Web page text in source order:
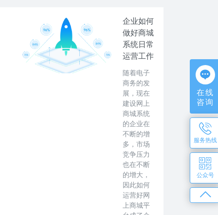
企业如何
做好商城
系统日常
运营工作
随着电子
商务的发
展，现在
建设网上
商城系统
的企业在
不断的增
多，市场
竞争压力
也在不断
的增大，
因此如何
运营好网
上商城平
在线
咨询
服务热线
公众号